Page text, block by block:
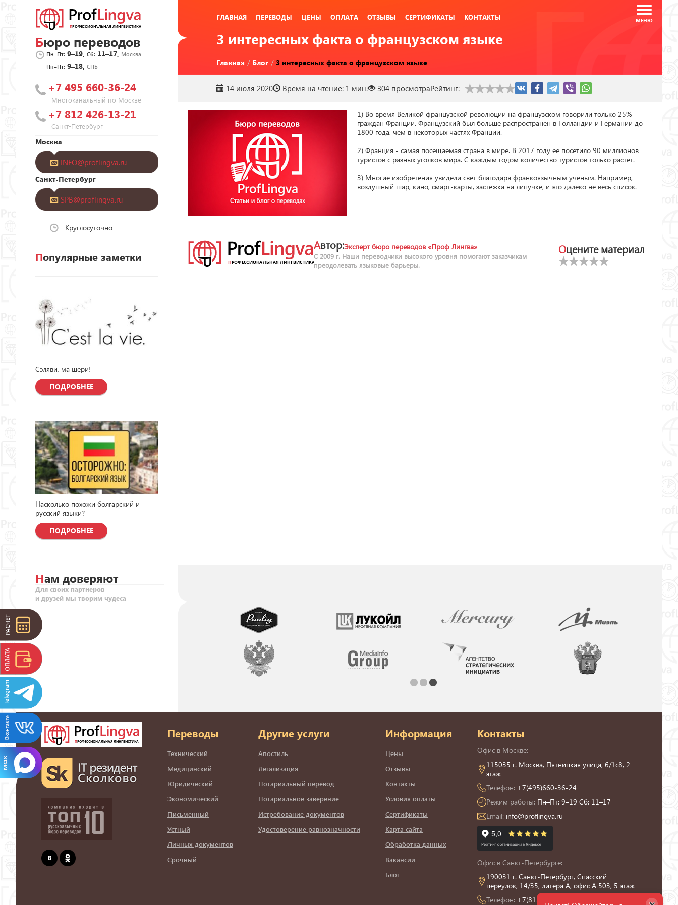
Бюро переводов
Пн–Пт: 9–19,Сб: 11–17, Москва
Пн–Пт: 9–18,СПБ
ГЛАВНАЯ ПЕРЕВОДЫ ЦЕНЫ ОПЛАТА ОТЗЫВЫ СЕРТИФИКАТЫ КОНТАКТЫ
3 интересных факта о французском языке
Главная / Блог / 3 интересных факта о французском языке
+7 495 660-36-24
Многоканальный по Москве
+7 812 426-13-21
Санкт-Петербург
Москва
INFO@proflingva.ru
Санкт-Петербург
SPB@proflingva.ru
Круглосуточно
Популярные заметки
Сэляви, ма шери!
ПОДРОБНЕЕ
Насколько похожи болгарский и
русский языки?
ПОДРОБНЕЕ
14 июля 2020 Время на чтение: 1 мин. 304 просмотраРейтинг:
1) Во время Великой французской революции на французском говорили только 25%
граждан Франции. Французский был больше распространен в Голландии и Германии до
1800 года, чем в некоторых частях Франции.
2) Франция - самая посещаемая страна в мире. В 2017 году ее посетило 90 миллионов
туристов с разных уголков мира. С каждым годом количество туристов только растет.
3) Многие изобретения увидели свет благодаря франкоязычным ученым. Например,
воздушный шар, кино, смарт-карты, застежка на липучке, и это далеко не весь список.
Автор:Эксперт бюро переводов «Проф Лингва»
С 2009 г. Наши переводчики высокого уровня помогают заказчикам
преодолевать языковые барьеры.
Оцените материал
Нам доверяют
Для своих партнеров
и друзей мы творим чудеса
Переводы
Технический
Медицинский
Юридический
Экономический
Письменный
Устный
Личных документов
Срочный
Другие услуги
Апостиль
Легализация
Нотариальный перевод
Нотариальное заверение
Истребование документов
Удостоверение равнозначности
Информация
Цены
Отзывы
Контакты
Условия оплаты
Сертификаты
Карта сайта
Обработка данных
Вакансии
Блог
Контакты
Офис в Москве:
115035 г. Москва, Пятницкая улица, 6/1с8, 2
этаж
Телефон: +7(495)660-36-24
Режим работы: Пн–Пт: 9–19 Сб: 11–17
Email: info@proflingva.ru
Офис в Санкт-Петербурге:
190031 г. Санкт-Петербург, Спасский
переулок, 14/35, литера А, офис А 503, 5 этаж
Телефон: +7(812)426-13-21